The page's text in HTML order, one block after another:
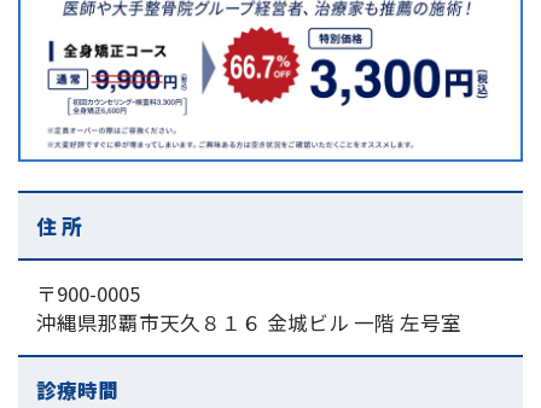
住 所
〒900-0005
沖縄県那覇市天久８１６ 金城ビル 一階 左号室
診療時間